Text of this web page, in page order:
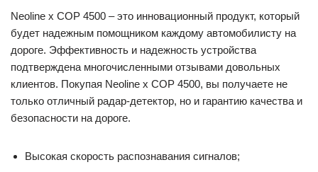
Neoline x COP 4500 – это инновационный продукт, который
будет надежным помощником каждому автомобилисту на
дороге. Эффективность и надежность устройства
подтверждена многочисленными отзывами довольных
клиентов. Покупая Neoline x COP 4500, вы получаете не
только отличный радар-детектор, но и гарантию качества и
безопасности на дороге.
Высокая скорость распознавания сигналов;